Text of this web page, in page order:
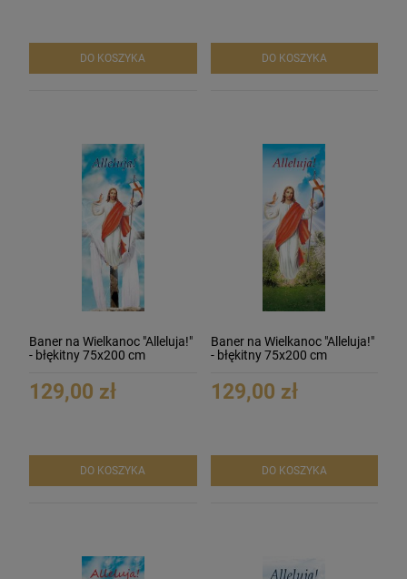
DO KOSZYKA DO KOSZYKA
Baner na Wielkanoc "Alleluja!"
- błękitny 75x200 cm
129,00 zł
DO KOSZYKA
Baner na Wielkanoc "Alleluja!"
- błękitny 75x200 cm
129,00 zł
DO KOSZYKA